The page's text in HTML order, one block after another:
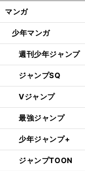
マンガ
少年マンガ
週刊少年ジャンプ
ジャンプSQ
Vジャンプ
最強ジャンプ
少年ジャンプ+
ジャンプTOON